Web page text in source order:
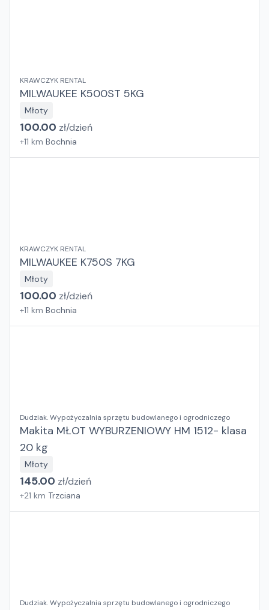
KRAWCZYK RENTAL
MILWAUKEE K500ST 5KG
Młoty
100.00 zł/dzień
+11 km Bochnia
KRAWCZYK RENTAL
MILWAUKEE K750S 7KG
Młoty
100.00 zł/dzień
+11 km Bochnia
Dudziak. Wypożyczalnia sprzętu budowlanego i ogrodniczego
Makita MŁOT WYBURZENIOWY HM 1512- klasa
20 kg
Młoty
145.00 zł/dzień
+21 km Trzciana
Dudziak. Wypożyczalnia sprzętu budowlanego i ogrodniczego